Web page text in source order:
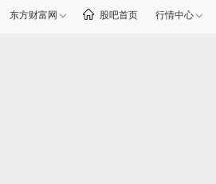
东方财富网 股吧首页 行情中心